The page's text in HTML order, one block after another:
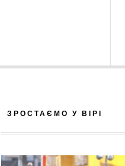
ЗРОСТАЄМО У ВІРІ